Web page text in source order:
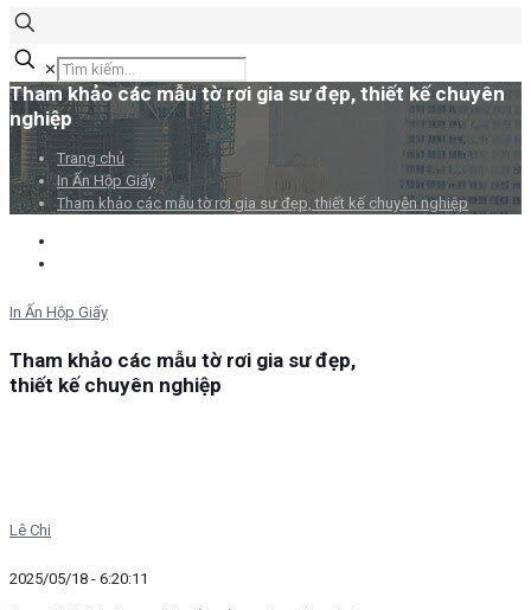
✕
Tham khảo các mẫu tờ rơi gia sư đẹp, thiết kế chuyên
nghiệp
Trang chủ
In Ấn Hộp Giấy
Tham khảo các mẫu tờ rơi gia sư đẹp, thiết kế chuyên nghiệp
In Ấn Hộp Giấy
Tham khảo các mẫu tờ rơi gia sư đẹp,
thiết kế chuyên nghiệp
Lê Chi
2025/05/18 - 6:20:11